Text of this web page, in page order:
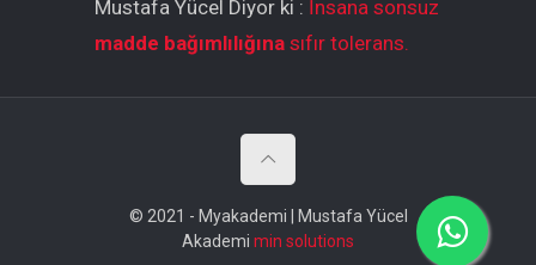
Mustafa Yücel Diyor ki : İnsana sonsuz
madde bağımlılığına sıfır tolerans.
© 2021 - Myakademi | Mustafa Yücel
Akademi min solutions